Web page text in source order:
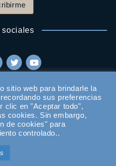
sociales
sitio web para brindarle la
sus preferencias
clic en "Aceptar todo",
cookies. Sin embargo,
de cookies" para
controlado..